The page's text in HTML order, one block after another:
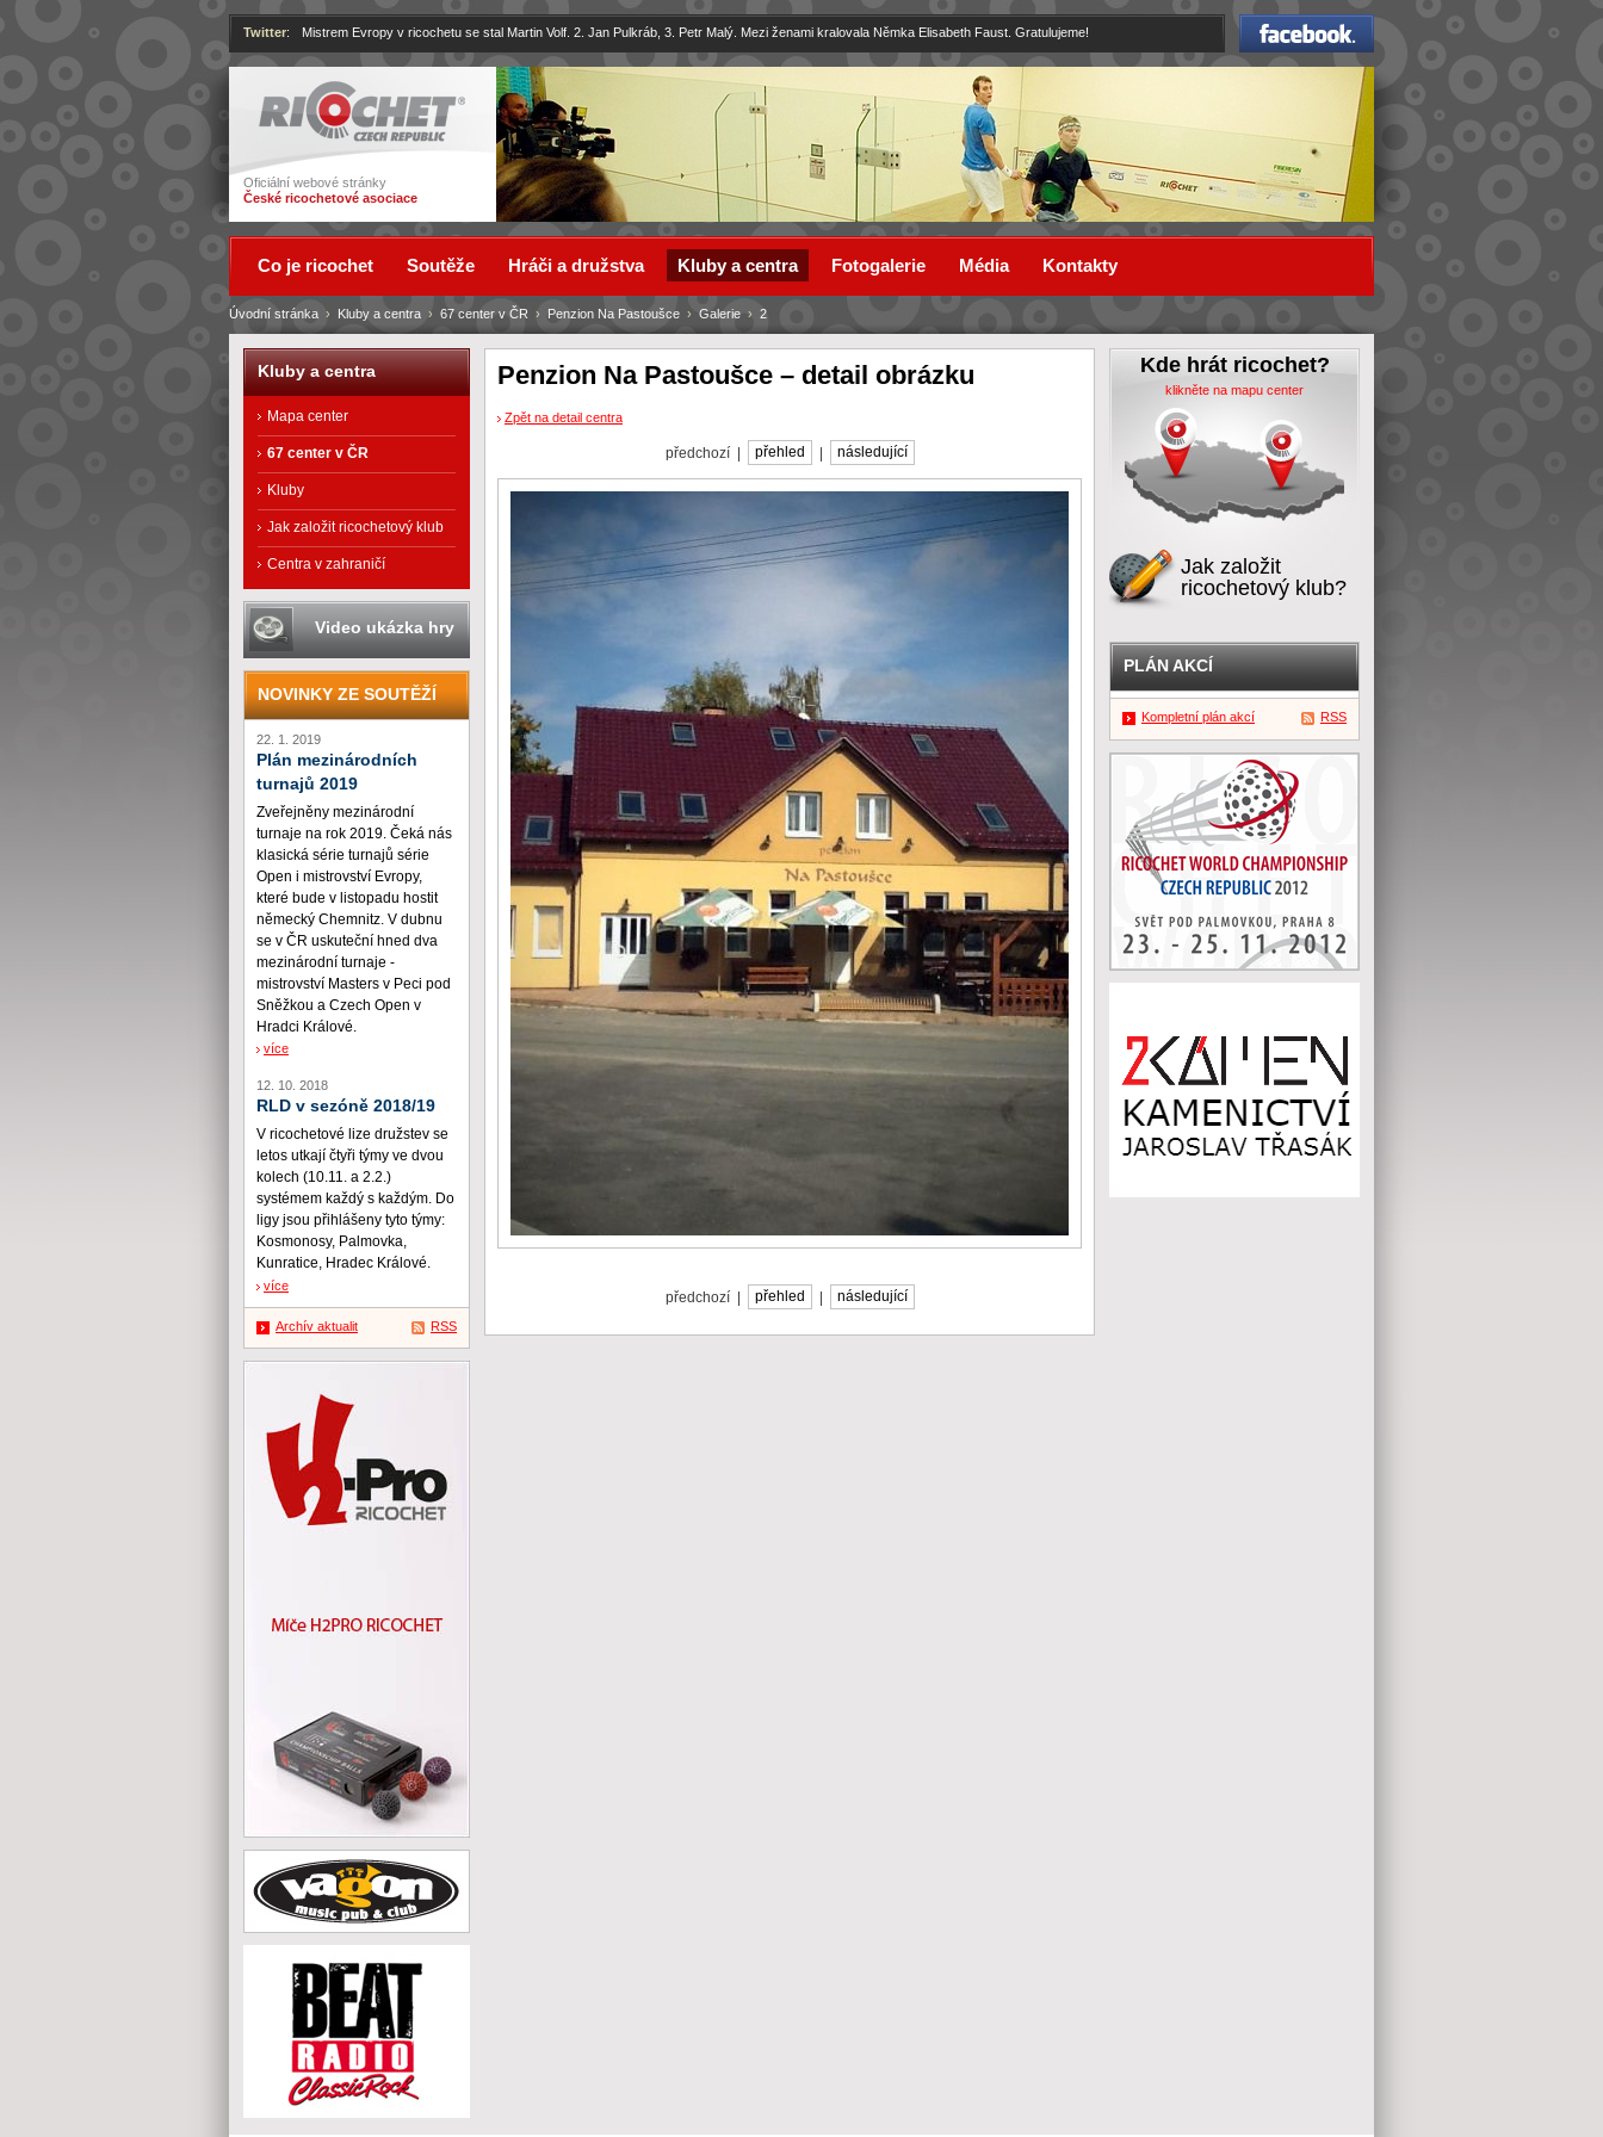
Ricochet
Oficiální webové stránky
České ricochetové asociace
Facebook
Twitter: Mistrem Evropy v ricochetu se stal Martin Volf. 2. Jan Pulkráb, 3. Petr Malý. Mezi ženami kralovala Němka Elisabeth Faust. Gratulujeme!
Penzion Na Pastoušce – detail obrázku
Zpět na detail centra
předchozí | přehled | následující
předchozí | přehled | následující
Úvodní stránka › Kluby a centra › 67 center v ČR › Penzion Na Pastoušce › Galerie › 2
Co je ricochet Soutěže Hráči a družstva Kluby a centra Fotogalerie Média Kontakty
Kluby a centra
Mapa center
67 center v ČR
Kluby
Jak založit ricochetový klub
Centra v zahraničí
Video ukázka hry
NOVINKY ZE SOUTĚŽÍ
22. 1. 2019
Plán mezinárodních
turnajů 2019
Zveřejněny mezinárodní
turnaje na rok 2019. Čeká nás
klasická série turnajů série
Open i mistrovství Evropy,
které bude v listopadu hostit
německý Chemnitz. V dubnu
se v ČR uskuteční hned dva
mezinárodní turnaje -
mistrovství Masters v Peci pod
Sněžkou a Czech Open v
Hradci Králové.
více
12. 10. 2018
RLD v sezóně 2018/19
V ricochetové lize družstev se
letos utkají čtyři týmy ve dvou
kolech (10.11. a 2.2.)
systémem každý s každým. Do
ligy jsou přihlášeny tyto týmy:
Kosmonosy, Palmovka,
Kunratice, Hradec Králové.
více
Archív aktualit RSS
Kde hrát ricochet?
klikněte na mapu center
Jak založit
ricochetový klub?
PLÁN AKCÍ
Kompletní plán akcí RSS